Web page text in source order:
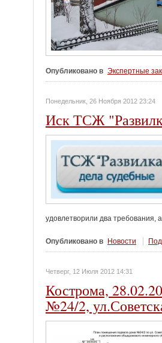
Опубликовано в Экспертные
Понедельник, 26 Ноября 2012 23:24
Иск ТСЖ
удовлетворили два требования,
Опубликовано в Новости
Четверг, 12 Июля 2012 14:31
Кострома,
№24/2,